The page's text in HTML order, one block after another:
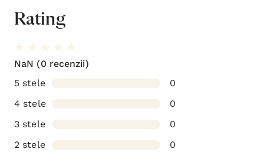
Rating
NaN (0 recenzii)
5 stele
0
4 stele
0
3 stele
0
2 stele
0